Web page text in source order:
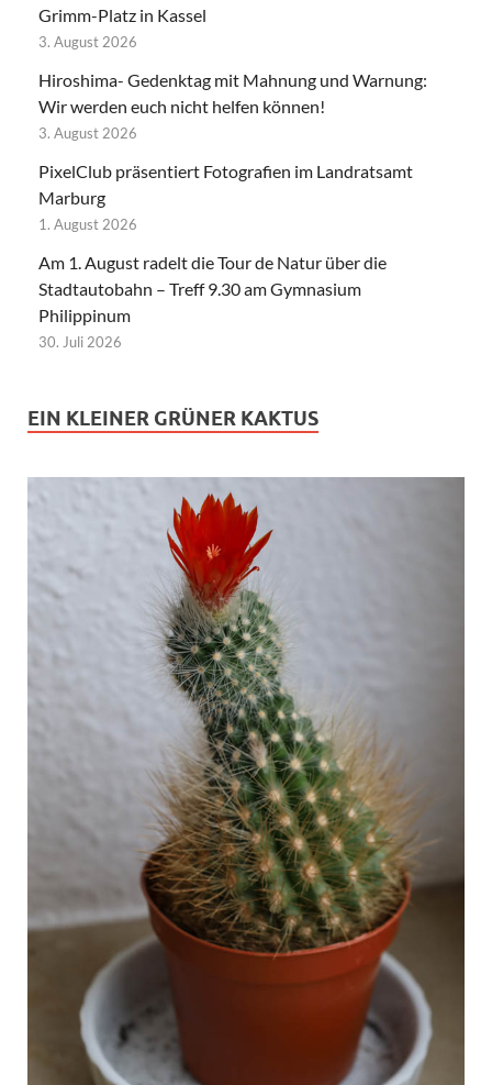
Grimm-Platz in Kassel
3. August 2026
Hiroshima- Gedenktag mit Mahnung und Warnung:
Wir werden euch nicht helfen können!
3. August 2026
PixelClub präsentiert Fotografien im Landratsamt
Marburg
1. August 2026
Am 1. August radelt die Tour de Natur über die
Stadtautobahn – Treff 9.30 am Gymnasium
Philippinum
30. Juli 2026
EIN KLEINER GRÜNER KAKTUS